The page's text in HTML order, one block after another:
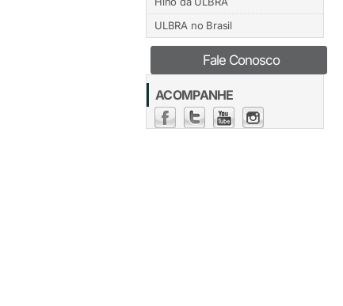
ULBRA no Brasil
Fale Conosco
ACOMPANHE